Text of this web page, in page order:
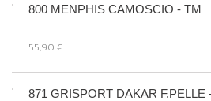
800 MENPHIS CAMOSCIO - TM
55,90 €
871 GRISPORT DAKAR F.PELLE